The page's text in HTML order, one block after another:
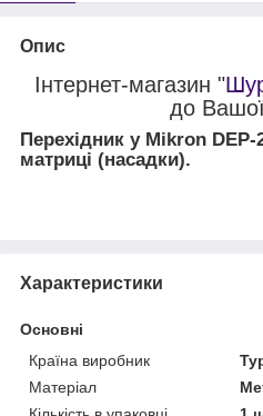
Опис
Інтернет-магазин "
до
Перехідник у Mikron DEP-
матриці (насадки).
Характеристики
Основні
Країна виробник
Матеріал